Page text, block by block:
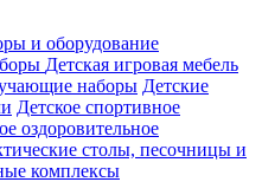
и оборудование
Детская игровая мебель
наборы Детские
Детское спортивное
оздоровительное
столы, песочницы и
комплексы